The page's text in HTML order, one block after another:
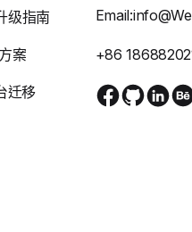
级指南
案
迁移
+86